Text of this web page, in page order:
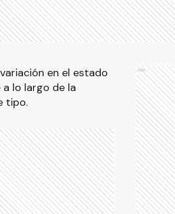
en el estado
lo largo de la
tipo.
Ads